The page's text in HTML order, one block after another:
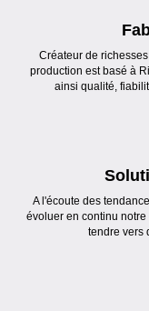
Créateur de
production est basé à
ainsi qualité,
A l'écoute des
évoluer en continu
tendre vers